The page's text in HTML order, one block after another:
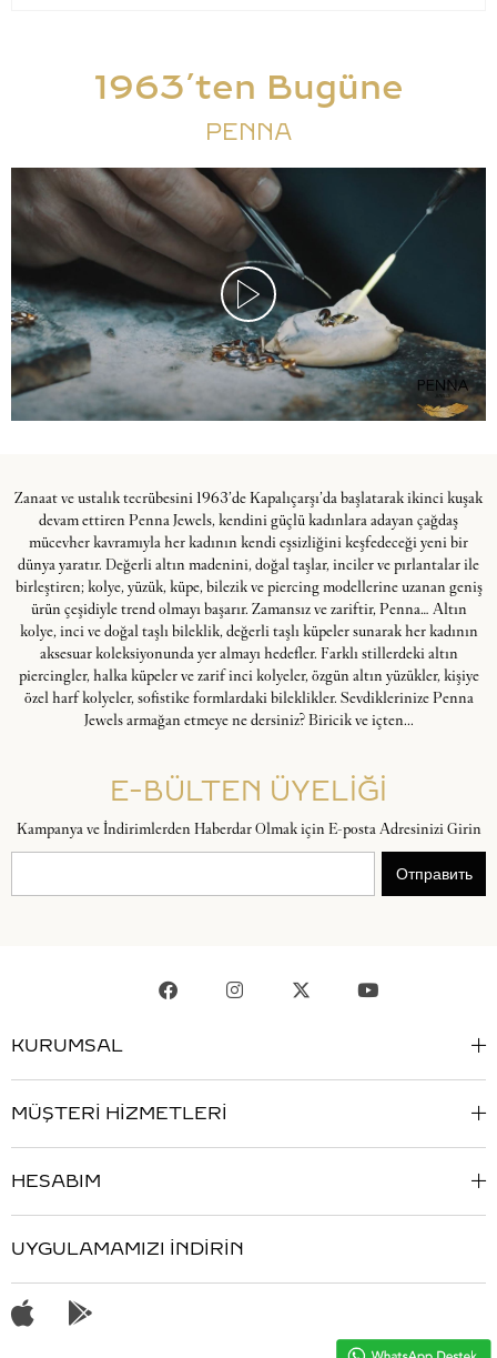
1963’ten Bugüne
PENNA
Zanaat ve ustalık tecrübesini 1963’de Kapalıçarşı’da başlatarak ikinci kuşak
devam ettiren Penna Jewels, kendini güçlü kadınlara adayan çağdaş
mücevher kavramıyla her kadının kendi eşsizliğini keşfedeceği yeni bir
dünya yaratır. Değerli altın madenini, doğal taşlar, inciler ve pırlantalar ile
birleştiren; kolye, yüzük, küpe, bilezik ve piercing modellerine uzanan geniş
ürün çeşidiyle trend olmayı başarır. Zamansız ve zariftir, Penna… Altın
kolye, inci ve doğal taşlı bileklik, değerli taşlı küpeler sunarak her kadının
aksesuar koleksiyonunda yer almayı hedefler. Farklı stillerdeki altın
piercingler, halka küpeler ve zarif inci kolyeler, özgün altın yüzükler, kişiye
özel harf kolyeler, sofistike formlardaki bileklikler. Sevdiklerinize Penna
Jewels armağan etmeye ne dersiniz? Biricik ve içten...
E-BÜLTEN ÜYELİĞİ
Kampanya ve İndirimlerden Haberdar Olmak için E-posta Adresinizi Girin
Отправить
KURUMSAL
MÜŞTERİ HİZMETLERİ
HESABIM
UYGULAMAMIZI İNDİRİN